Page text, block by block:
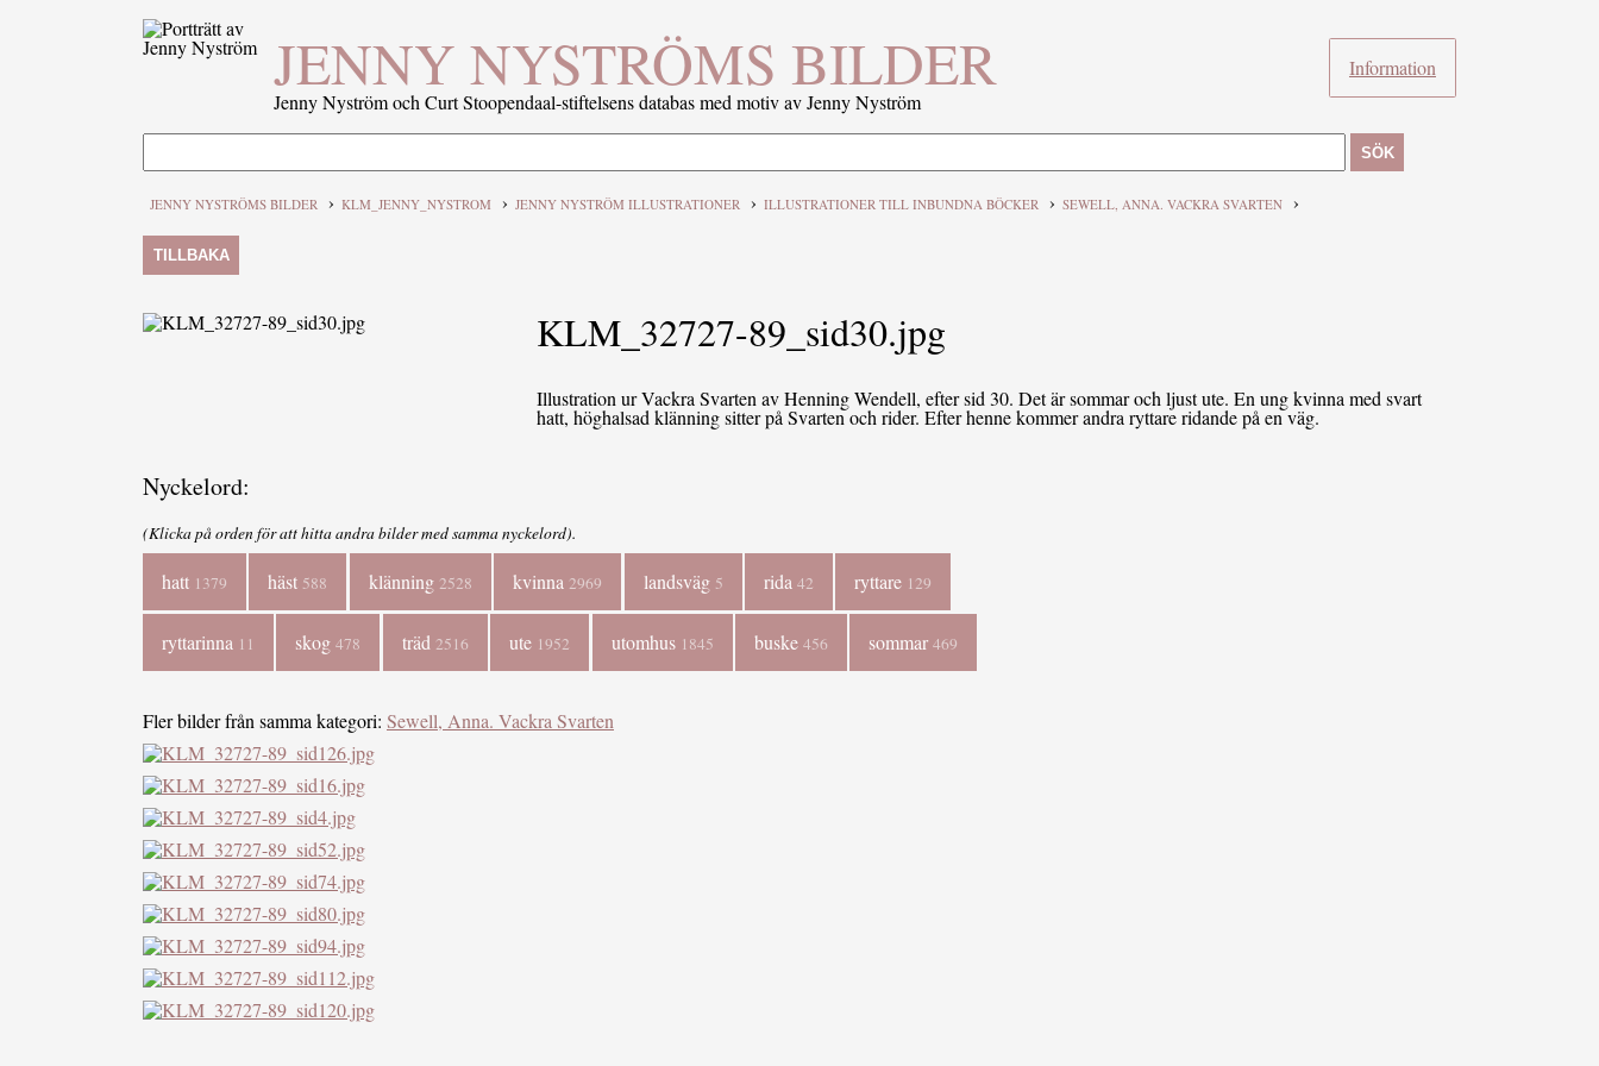
JENNY NYSTRÖMS BILDER
Jenny Nyström och Curt Stoopendaal-stiftelsens databas med motiv av Jenny Nyström
Information
SÖK
JENNY NYSTRÖMS BILDER › KLM_JENNY_NYSTROM › JENNY NYSTRÖM ILLUSTRATIONER › ILLUSTRATIONER TILL INBUNDNA BÖCKER › SEWELL, ANNA. VACKRA SVARTEN ›
TILLBAKA
KLM_32727-89_sid30.jpg
Illustration ur Vackra Svarten av Henning Wendell, efter sid 30. Det är sommar och ljust ute. En ung kvinna med svart
hatt, höghalsad klänning sitter på Svarten och rider. Efter henne kommer andra ryttare ridande på en väg.
Nyckelord:
(Klicka på orden för att hitta andra bilder med samma nyckelord).
hatt 1379 häst 588 klänning 2528 kvinna 2969 landsväg 5 rida 42 ryttare 129
ryttarinna 11 skog478 träd 2516 ute 1952 utomhus 1845 buske 456 sommar469
Fler bilder från samma kategori: Sewell, Anna. Vackra Svarten